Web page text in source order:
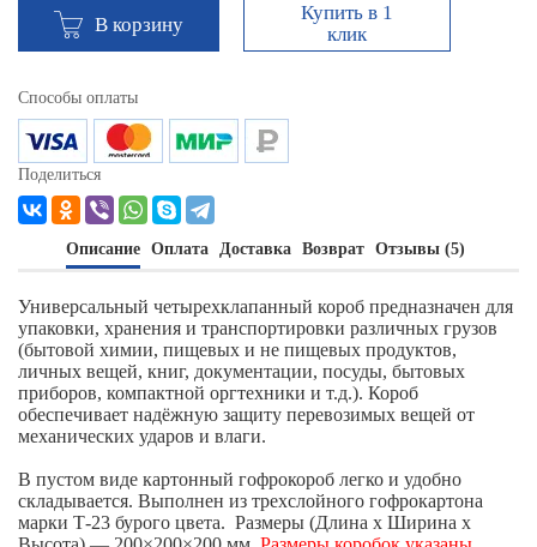
В корзину
Купить в 1
клик
Способы оплаты
Поделиться
Описание Оплата Доставка Возврат Отзывы (5)
Универсальный четырехклапанный короб предназначен для
упаковки, хранения и транспортировки различных грузов
(бытовой химии, пищевых и не пищевых продуктов,
личных вещей, книг, документации, посуды, бытовых
приборов, компактной оргтехники и т.д.). Короб
обеспечивает надёжную защиту перевозимых вещей от
механических ударов и влаги.
В пустом виде картонный гофрокороб легко и удобно
складывается. Выполнен из трехслойного гофрокартона
марки Т-23 бурого цвета. Размеры (Длина х Ширина х